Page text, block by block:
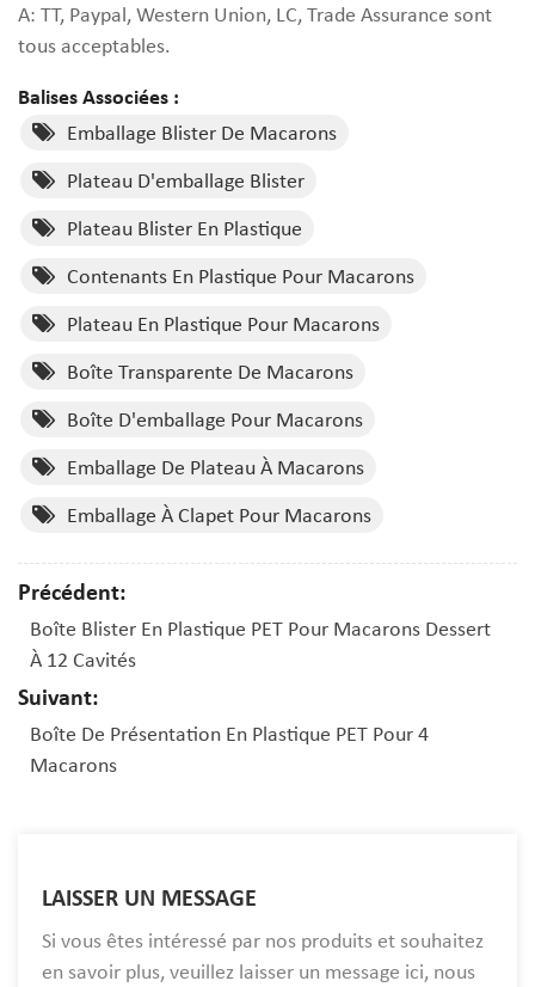
A: TT, Paypal, Western Union, LC, Trade Assurance sont
tous acceptables.
Balises Associées :
Emballage Blister De Macarons
Plateau D'emballage Blister
Plateau Blister En Plastique
Contenants En Plastique Pour Macarons
Plateau En Plastique Pour Macarons
Boîte Transparente De Macarons
Boîte D'emballage Pour Macarons
Emballage De Plateau À Macarons
Emballage À Clapet Pour Macarons
Précédent:
Boîte Blister En Plastique PET Pour Macarons Dessert
À 12 Cavités
Suivant:
Boîte De Présentation En Plastique PET Pour 4
Macarons
LAISSER UN MESSAGE
Si vous êtes intéressé par nos produits et souhaitez
en savoir plus, veuillez laisser un message ici, nous